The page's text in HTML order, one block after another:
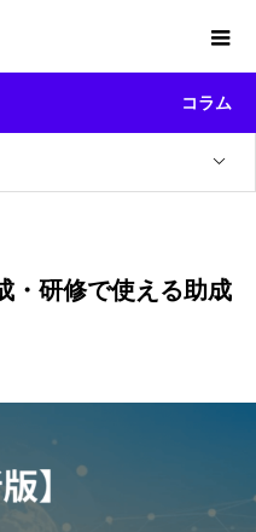
コラム
・研修で使える助成